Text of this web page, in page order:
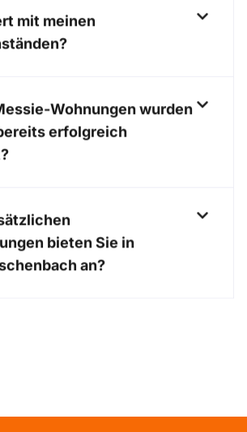
mit meinen
Wohnungen wurden
erfolgreich
bieten Sie in
an?